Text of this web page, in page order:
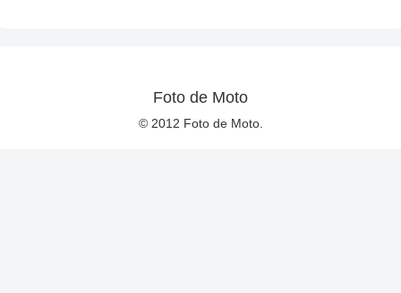
Foto de Moto
© 2012 Foto de Moto.